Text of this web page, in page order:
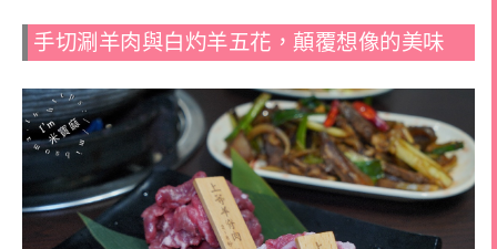
手切涮羊肉與白灼羊五花，顛覆想像的美味